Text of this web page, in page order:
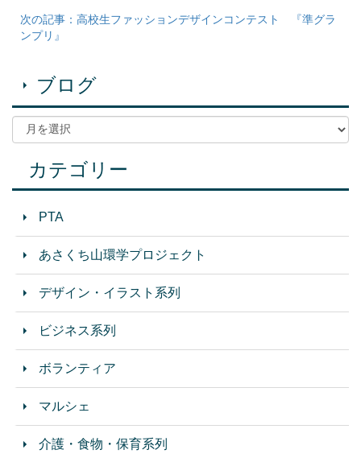
次の記事：高校生ファッションデザインコンテスト 『準グラ
ンプリ』
ブログ
カテゴリー
PTA
あさくち山環学プロジェクト
デザイン・イラスト系列
ビジネス系列
ボランティア
マルシェ
介護・食物・保育系列